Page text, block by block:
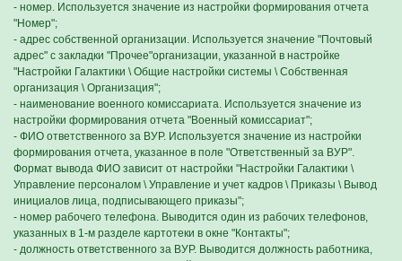
- номер. Используется значение из настройки формирования отчета
"Номер";
- адрес собственной организации. Используется значение "Почтовый
адрес" с закладки "Прочее"организации, указанной в настройке
"Настройки Галактики \ Общие настройки системы \ Собственная
организация \ Организация";
- наименование военного комиссариата. Используется значение из
настройки формирования отчета "Военный комиссариат";
- ФИО ответственного за ВУР. Используется значение из настройки
формирования отчета, указанное в поле "Ответственный за ВУР".
Формат вывода ФИО зависит от настройки "Настройки Галактики \
Управление персоналом \ Управление и учет кадров \ Приказы \ Вывод
инициалов лица, подписывающего приказы";
- номер рабочего телефона. Выводится один из рабочих телефонов,
указанных в 1-м разделе картотеки в окне "Контакты";
- должность ответственного за ВУР. Выводится должность работника,